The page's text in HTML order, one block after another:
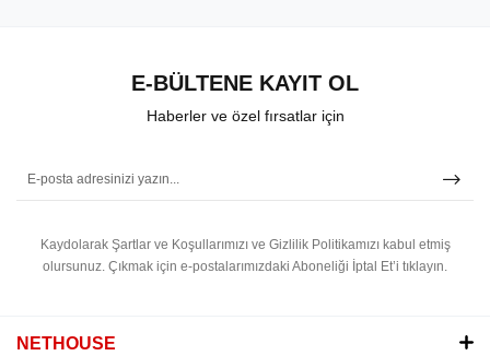
E-BÜLTENE KAYIT OL
Haberler ve özel fırsatlar için
Kaydolarak Şartlar ve Koşullarımızı ve Gizlilik Politikamızı kabul etmiş
olursunuz. Çıkmak için e-postalarımızdaki Aboneliği İptal Et’i tıklayın.
NETHOUSE